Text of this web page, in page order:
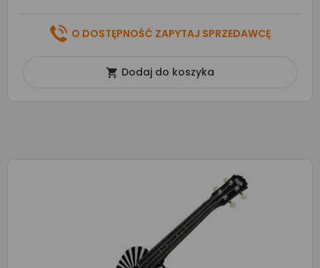
O DOSTĘPNOŚĆ ZAPYTAJ SPRZEDAWCĘ
 Dodaj do koszyka